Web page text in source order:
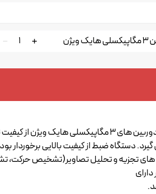
1
پک 8تایی دوربین هایک ویژن شامل 8دوربین دام یا بولت 3
ها یک عدد دستگاه ضبط 8 کاناله نیز تعلق می گیرد.
تجزیه و تحلیل تصاویر(تشخیص حرکت،